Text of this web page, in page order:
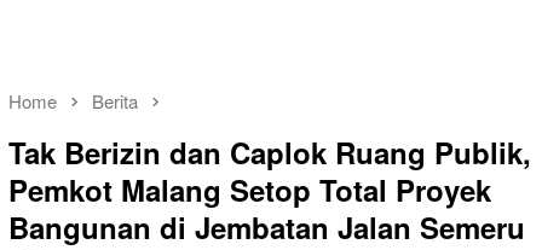
Home Berita
Tak Berizin dan Caplok Ruang Publik,
Pemkot Malang Setop Total Proyek
Bangunan di Jembatan Jalan Semeru